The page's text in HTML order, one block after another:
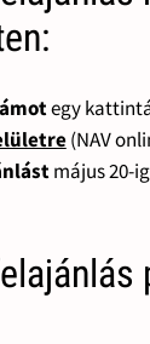
egy
(NAV
május 20-